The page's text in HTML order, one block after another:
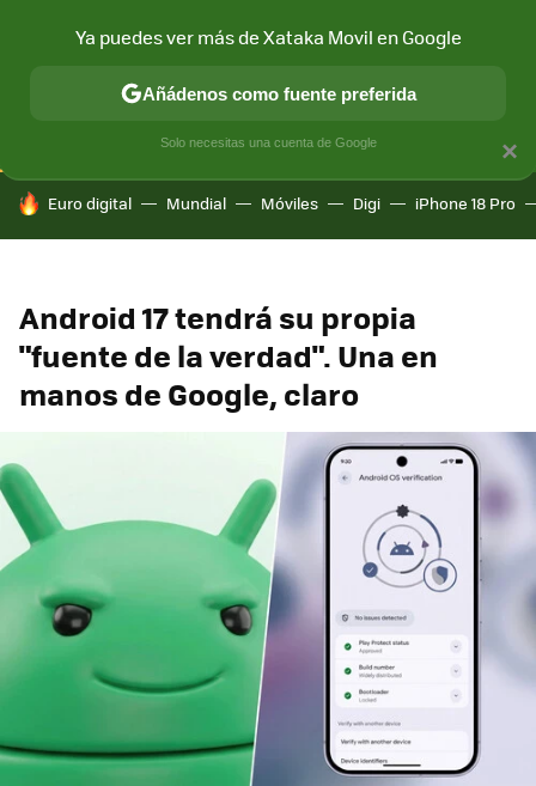
CONECTIVIDAD MÓVIL Y SOCIEDAD APLICACIONES
HOY SE HABLA DE
Euro digital Mundial Móviles Digi iPhone 18 Pro
Android 17 tendrá su propia
"fuente de la verdad". Una en
manos de Google, claro
×
Ya puedes ver más de Xataka Movil en Google
Añádenos como fuente preferida
Solo necesitas una cuenta de Google